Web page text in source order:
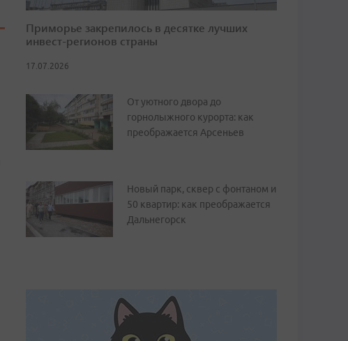
Приморье закрепилось в десятке лучших
инвест-регионов страны
17.07.2026
От уютного двора до
горнолыжного курорта: как
преображается Арсеньев
Новый парк, сквер с фонтаном и
50 квартир: как преображается
Дальнегорск